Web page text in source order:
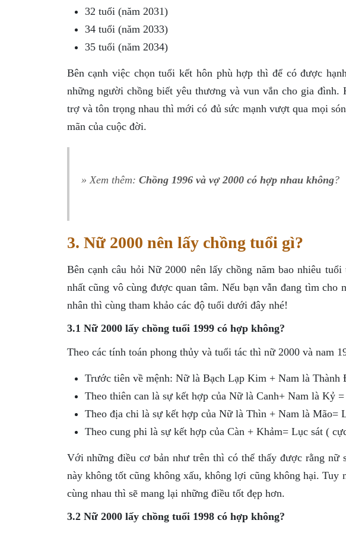
32 tuổi (năm 2031)
34 tuổi (năm 2033)
35 tuổi (năm 2034)
Bên cạnh việc chọn tuổi kết hôn phù hợp thì để có được
những người chồng biết yêu thương và vun vắn cho gia đình.
trợ và tôn trọng nhau thì mới có đủ sức mạnh vượt qua mọi
mãn của cuộc đời.
» Xem thêm: Chồng 1996 và vợ 2000 có hợp nhau không?
3. Nữ 2000 nên lấy chồng tuổi gì?
Bên cạnh câu hỏi Nữ 2000 nên lấy chồng năm bao nhiêu
nhất cũng vô cùng được quan tâm. Nếu bạn vẫn đang tìm
nhân thì cùng tham khảo các độ tuổi dưới đây nhé!
3.1 Nữ 2000 lấy chồng tuổi 1999 có hợp không?
Theo các tính toán phong thủy và tuổi tác thì nữ 2000 và nam
Trước tiên về mệnh: Nữ là Bạch Lạp Kim + Nam là Thành
Theo thiên can là sự kết hợp của Nữ là Canh+ Nam là Kỷ
Theo địa chi là sự kết hợp của Nữ là Thìn + Nam là Mão=
Theo cung phi là sự kết hợp của Càn + Khảm= Lục sát (
Với những điều cơ bản như trên thì có thể thấy được rằng nữ
này không tốt cũng không xấu, không lợi cũng không hại. Tuy
cùng nhau thì sẽ mang lại những điều tốt đẹp hơn.
3.2 Nữ 2000 lấy chồng tuổi 1998 có hợp không?